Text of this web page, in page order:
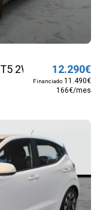
2WD Sense (Con
12.290€
Financiado 11.490€
166€/mes